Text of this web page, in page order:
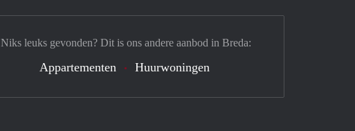
Niks leuks gevonden? Dit is ons andere aanbod in Breda:
Appartementen Huurwoningen